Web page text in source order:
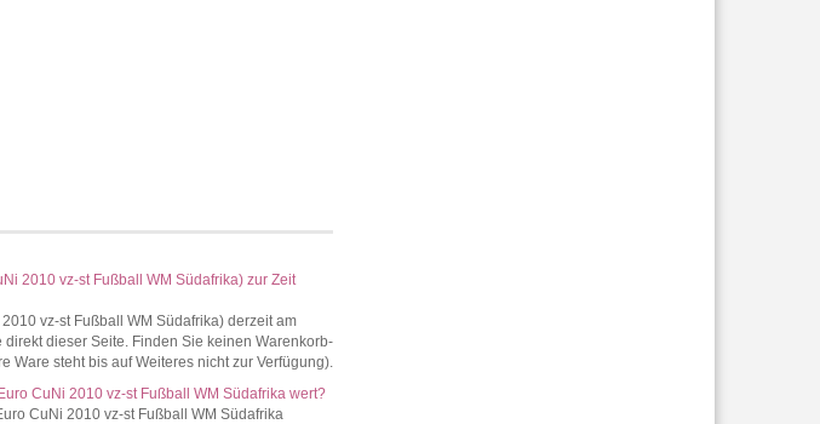
2010 vz-st Fußball WM Südafrika) zur Zeit
vz-st Fußball WM Südafrika) derzeit am
dieser Seite. Finden Sie keinen Warenkorb-
Ware steht bis auf Weiteres nicht zur Verfügung).
CuNi 2010 vz-st Fußball WM Südafrika wert?
CuNi 2010 vz-st Fußball WM Südafrika